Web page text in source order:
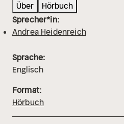
Über
Hörbuch
Sprecher*in:
Andrea Heidenreich
Sprache:
Englisch
Format:
Hörbuch